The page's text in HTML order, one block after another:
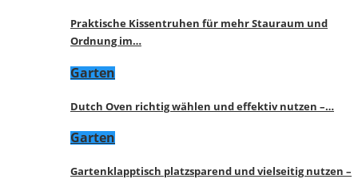
Praktische Kissentruhen für mehr Stauraum und
Ordnung im…
Garten
Dutch Oven richtig wählen und effektiv nutzen –…
Garten
Gartenklapptisch platzsparend und vielseitig nutzen –